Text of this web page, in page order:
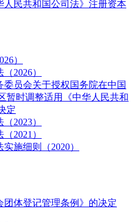
人民共和国公司法》注册资本
）
2026）
员会关于授权国务院在中国
暂时调整适用《中华人民共和
定
2023）
2021）
施细则（2020）
团体登记管理条例》的决定